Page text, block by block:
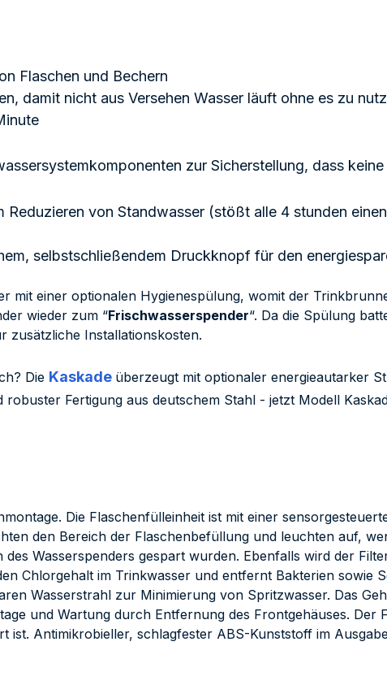
Flaschen und Bechern
damit nicht aus Versehen Wasser läuft ohne es zu
zur Sicherstellung, dass
von Standwasser (stößt alle 4 stunden
selbstschließendem Druckknopf für den
mit einer optionalen Hygienespülung, womit der
wieder zum “Frischwasserspender“. Da die Spülung
zusätzliche Installationskosten.
Die Kaskade überzeugt mit optionaler energieautarker
Fertigung aus deutschem Stahl - jetzt Modell
Die Flaschenfülleinheit ist mit einer
den Bereich der Flaschenbefüllung und leuchten auf,
Wasserspenders gespart wurden. Ebenfalls wird der
Chlorgehalt im Trinkwasser und entfernt Bakterien sowie
Wasserstrahl zur Minimierung von Spritzwasser. Das
und Wartung durch Entfernung des Frontgehäuses. Der
ist. Antimikrobieller, schlagfester ABS-Kunststoff im